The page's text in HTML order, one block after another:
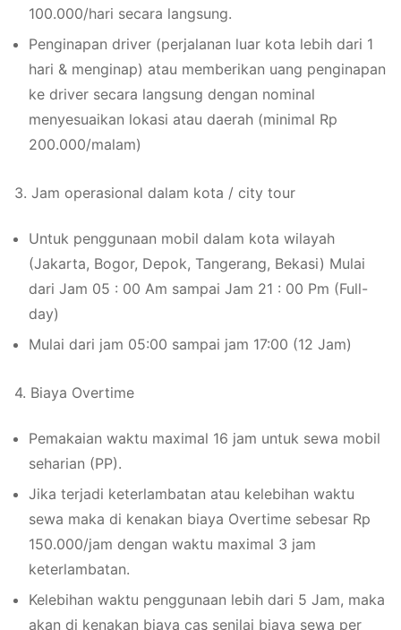
100.000/hari secara langsung.
Penginapan driver (perjalanan luar kota lebih dari 1
hari & menginap) atau memberikan uang penginapan
ke driver secara langsung dengan nominal
menyesuaikan lokasi atau daerah (minimal Rp
200.000/malam)
3. Jam operasional dalam kota / city tour
Untuk penggunaan mobil dalam kota wilayah
(Jakarta, Bogor, Depok, Tangerang, Bekasi) Mulai
dari Jam 05 : 00 Am sampai Jam 21 : 00 Pm (Full-
day)
Mulai dari jam 05:00 sampai jam 17:00 (12 Jam)
4. Biaya Overtime
Pemakaian waktu maximal 16 jam untuk sewa mobil
seharian (PP).
Jika terjadi keterlambatan atau kelebihan waktu
sewa maka di kenakan biaya Overtime sebesar Rp
150.000/jam dengan waktu maximal 3 jam
keterlambatan.
Kelebihan waktu penggunaan lebih dari 5 Jam, maka
akan di kenakan biaya cas senilai biaya sewa per